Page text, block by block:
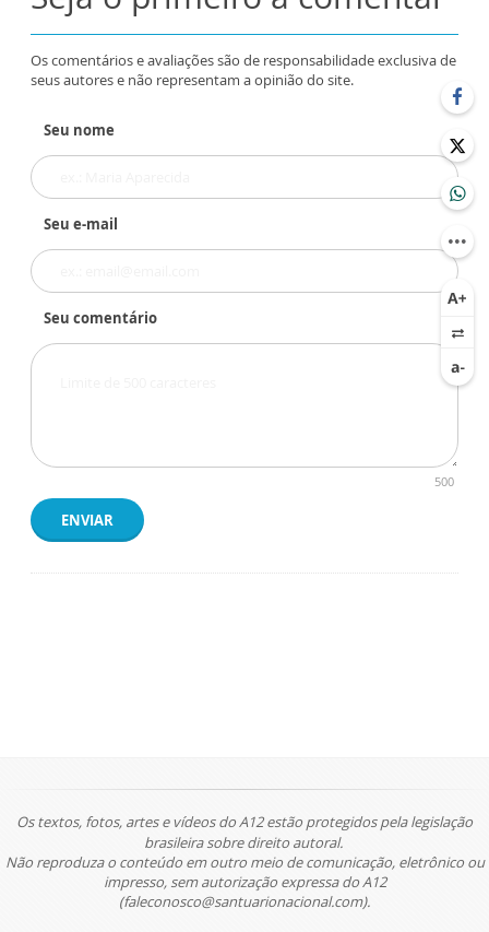
Os comentários e avaliações são de responsabilidade exclusiva de
seus autores e não representam a opinião do site.
Seu nome
Seu e-mail
Seu comentário
500
ENVIAR
Os textos, fotos, artes e vídeos do A12 estão protegidos pela legislação
brasileira sobre direito autoral.
Não reproduza o conteúdo em outro meio de comunicação, eletrônico ou
impresso, sem autorização expressa do A12
(faleconosco@santuarionacional.com).